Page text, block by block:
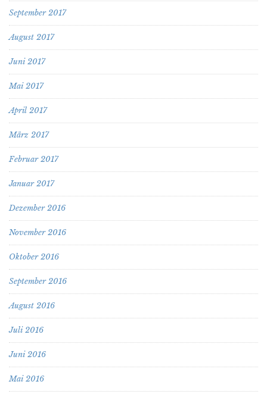
September 2017
August 2017
Juni 2017
Mai 2017
April 2017
März 2017
Februar 2017
Januar 2017
Dezember 2016
November 2016
Oktober 2016
September 2016
August 2016
Juli 2016
Juni 2016
Mai 2016